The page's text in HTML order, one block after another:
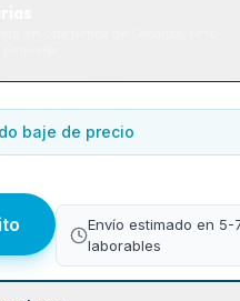
baje de precio
Envío estimado en 5-
laborables